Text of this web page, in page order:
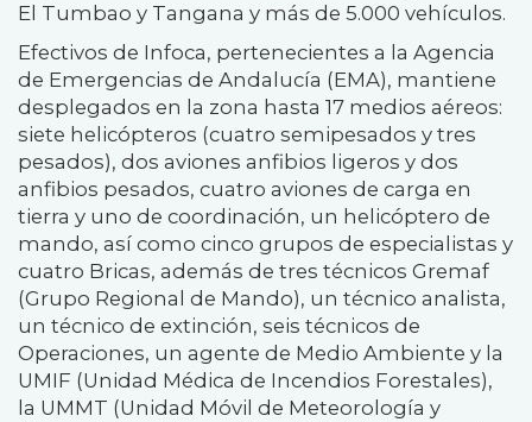
El Tumbao y Tangana y más de 5.000 vehículos.
Efectivos de Infoca, pertenecientes a la Agencia
de Emergencias de Andalucía (EMA), mantiene
desplegados en la zona hasta 17 medios aéreos:
siete helicópteros (cuatro semipesados y tres
pesados), dos aviones anfibios ligeros y dos
anfibios pesados, cuatro aviones de carga en
tierra y uno de coordinación, un helicóptero de
mando, así como cinco grupos de especialistas y
cuatro Bricas, además de tres técnicos Gremaf
(Grupo Regional de Mando), un técnico analista,
un técnico de extinción, seis técnicos de
Operaciones, un agente de Medio Ambiente y la
UMIF (Unidad Médica de Incendios Forestales),
la UMMT (Unidad Móvil de Meteorología y